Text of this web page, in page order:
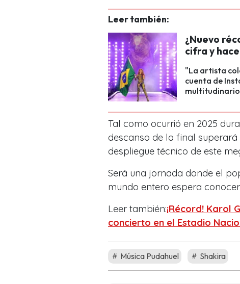
Leer también:
¿Nuevo
cifra y
"La artista
cuenta de
multitudinario
Tal como ocurrió en 2025
descanso de la final
despliegue técnico de este
Será una jornada donde el
mundo entero espera
Leer también:¡Récord! Karol
concierto en el Estadio
Música Pudahuel Shakira